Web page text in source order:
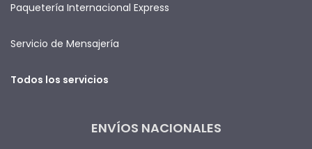
Paquetería Internacional Express
Servicio de Mensajería
Todos los servicios
ENVÍOS NACIONALES